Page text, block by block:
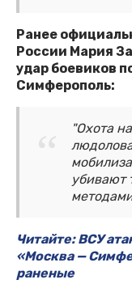
Ранее
России Мария
удар боевиков
Симферополь:
"Охота
убивают
Читайте: ВСУ
«Москва —
раненые